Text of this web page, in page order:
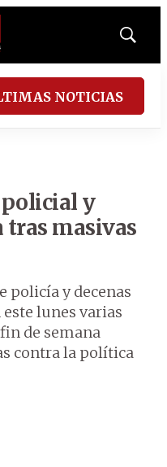
Mostrar
NOTICIAS
policial y
tras masivas
policía y decenas
lunes varias
de semana
contra la política